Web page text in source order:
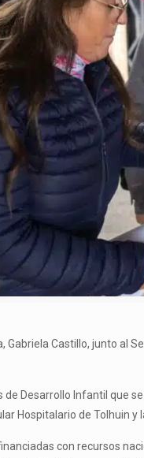
Gabriela Castillo, junto al
Desarrollo Infantil que
Hospitalario de Tolhuin
con recursos